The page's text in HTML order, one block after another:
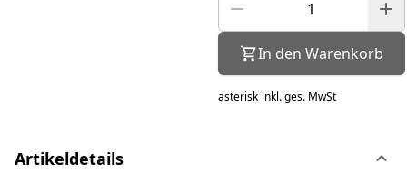
In den Warenkorb
asterisk inkl. ges. MwSt
Artikeldetails